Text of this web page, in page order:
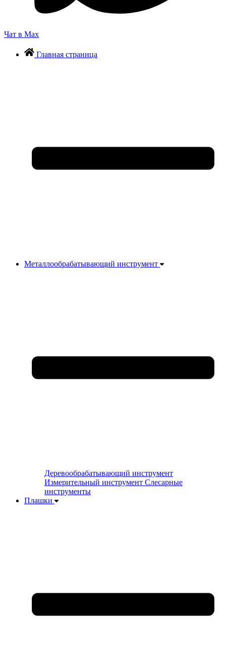
Чат в Max
Главная страница
Металлообрабатывающий инструмент
Деревообрабатывающий инструмент
Измерительный инструмент Слесарные
инструменты
Плашки